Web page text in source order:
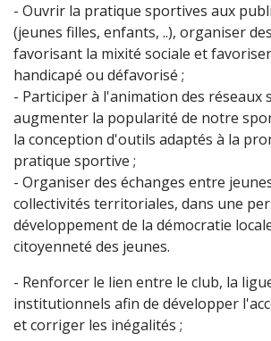
- Ouvrir la pratique sportives aux
(jeunes filles, enfants, ..), organiser
favorisant la mixité sociale et
handicapé ou défavorisé ;
- Participer à l'animation des réseaux
augmenter la popularité de notre
la conception d'outils adaptés à la
pratique sportive ;
- Organiser des échanges entre
collectivités territoriales, dans une
développement de la démocratie
citoyenneté des jeunes.
- Renforcer le lien entre le club, la
institutionnels afin de développer
et corriger les inégalités ;